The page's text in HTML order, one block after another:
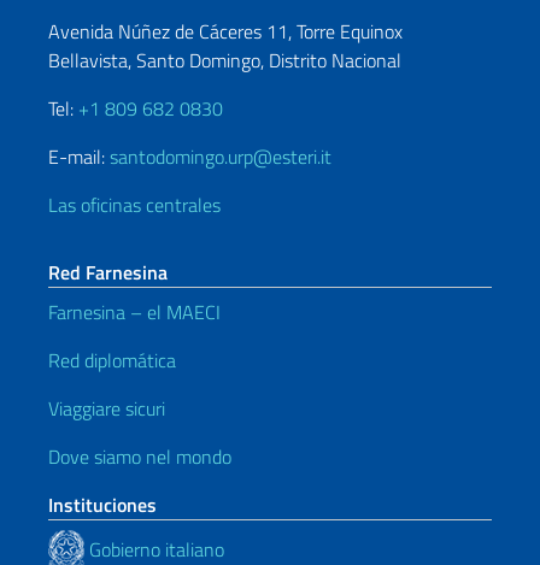
Avenida Núñez de Cáceres 11, Torre Equinox
Bellavista, Santo Domingo, Distrito Nacional
Tel: +1 809 682 0830
E-mail:santodomingo.urp@esteri.it
Las oficinas centrales
Red Farnesina
Farnesina – el MAECI
Red diplomática
Viaggiare sicuri
Dove siamo nel mondo
Instituciones
Gobierno italiano